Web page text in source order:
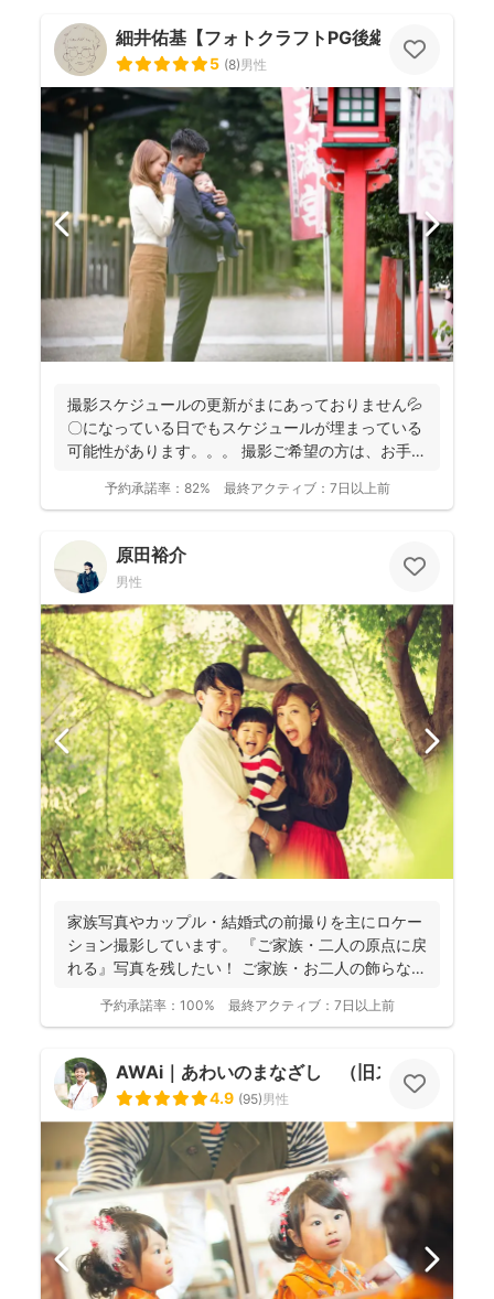
細井佑基【フォトクラフトPG後継ぎ】
5 (8)男性
撮影スケジュールの更新がまにあっておりません💦
〇になっている日でもスケジュールが埋まっている
可能性があります。。。 撮影ご希望の方は、お手数
予約承諾率： 82% 最終アクティブ： 7日以上前
原田裕介
男性
家族写真やカップル・結婚式の前撮りを主にロケー
ション撮影しています。 『ご家族・二人の原点に戻
れる』写真を残したい！ ご家族・お二人の飾らない
予約承諾率： 100% 最終アクティブ： 7日以上前
AWAi｜あわいのまなざし （旧スマイルツリ
4.9 (95)男性